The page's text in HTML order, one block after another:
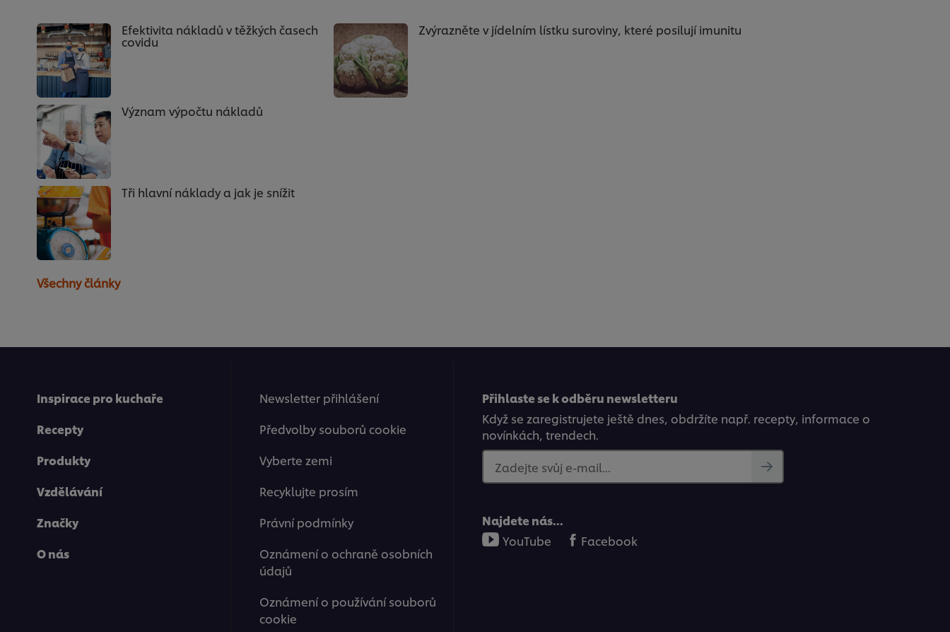
Efektivita nákladů v těžkých časech
covidu
Význam výpočtu nákladů
Tři hlavní náklady a jak je snížit
Všechny články
Zvýrazněte v jídelním lístku suroviny, které posilují imunitu
Inspirace pro kuchaře
Recepty
Produkty
Vzdělávání
Značky
O nás
Newsletter přihlášení
Předvolby souborů cookie
Vyberte zemi
Recyklujte prosím
Právní podmínky
Oznámení o ochraně osobních
údajů
Oznámení o používání souborů
cookie
Přihlaste se k odběru newsletteru
Když se zaregistrujete ještě dnes, obdržíte např. recepty, informace o
novínkách, trendech.
Zadejte svůj e-mail...
Najdete nás...
YouTube
Facebook